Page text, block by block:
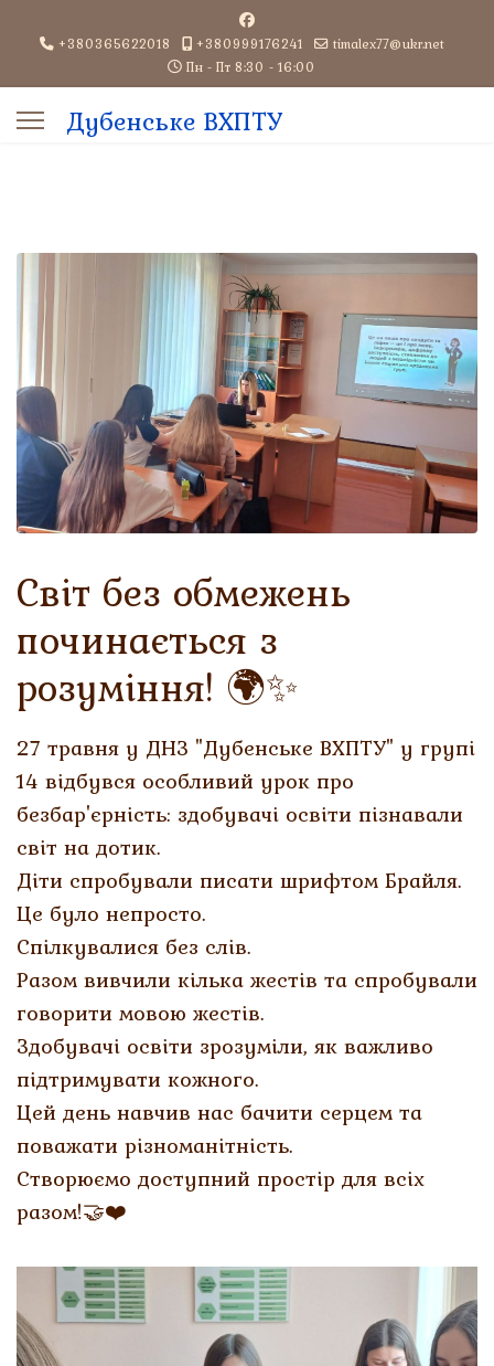
+380365622018 +380999176241
timalex77@ukr.net
Пн - Пт 8:30 - 16:00
Дубенське ВХПТУ
Світ без обмежень
починається з
розуміння! 🌍✨
27 травня у ДНЗ "Дубенське ВХПТУ" у групі
14 відбувся особливий урок про
безбар'єрність: здобувачі освіти пізнавали
світ на дотик.
Діти спробували писати шрифтом Брайля.
Це було непросто.
Спілкувалися без слів.
Разом вивчили кілька жестів та спробували
говорити мовою жестів.
Здобувачі освіти зрозуміли, як важливо
підтримувати кожного.
Цей день навчив нас бачити серцем та
поважати різноманітність.
Створюємо доступний простір для всіх
разом!🤝❤️
for results.